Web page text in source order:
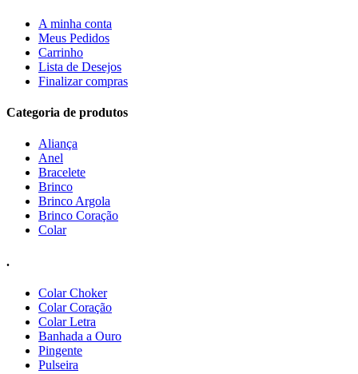
A minha conta
Meus Pedidos
Carrinho
Lista de Desejos
Finalizar compras
Categoria de produtos
Aliança
Anel
Bracelete
Brinco
Brinco Argola
Brinco Coração
Colar
.
Colar Choker
Colar Coração
Colar Letra
Banhada a Ouro
Pingente
Pulseira